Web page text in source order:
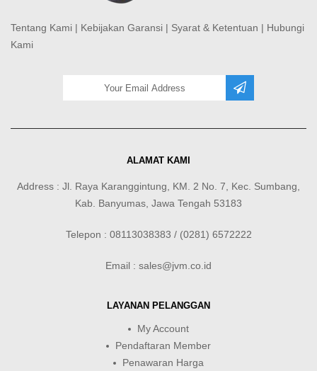
Tentang Kami | Kebijakan Garansi | Syarat & Ketentuan | Hubungi
Kami
ALAMAT KAMI
Address : Jl. Raya Karanggintung, KM. 2 No. 7, Kec. Sumbang,
Kab. Banyumas, Jawa Tengah 53183
Telepon : 08113038383 / (0281) 6572222
Email : sales@jvm.co.id
LAYANAN PELANGGAN
My Account
Pendaftaran Member
Penawaran Harga